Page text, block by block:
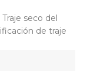
seco del
de traje